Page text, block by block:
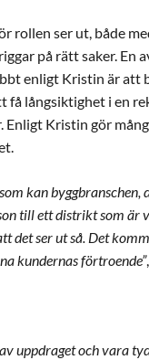
rollen ser ut, både
på rätt saker. En
enligt Kristin är att
få långsiktighet i en
Enligt Kristin gör
kan byggbranschen,
till ett distrikt som är
det ser ut så. Det
kundernas förtroende”
uppdraget och vara